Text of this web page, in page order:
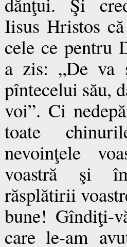
Iisus Hristos
cele ce pentru
a zis: „De va
pîntecelui său,
voi”. Ci
toate
nevoinţele
voastră şi
răsplătirii
bune! Gîndiţi-
care le-am